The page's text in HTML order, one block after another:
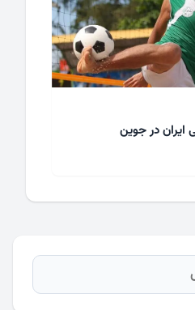
ایران در جوین